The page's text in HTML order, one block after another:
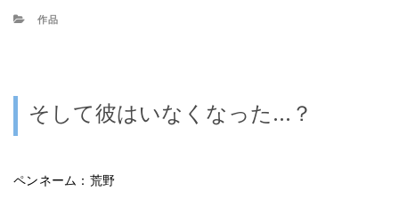
作品
そして彼はいなくなった…？
ペンネーム：荒野